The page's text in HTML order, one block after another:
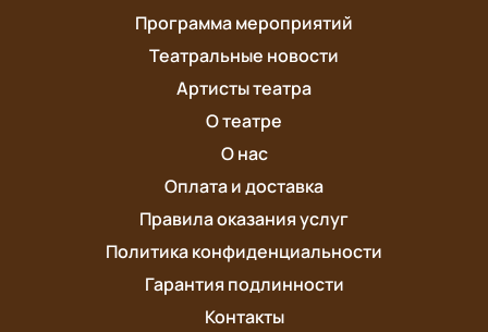
Программа мероприятий
Театральные новости
Артисты театра
О театре
О нас
Оплата и доставка
Правила оказания услуг
Политика конфиденциальности
Гарантия подлинности
Контакты